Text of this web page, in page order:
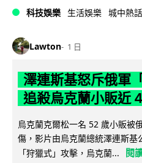
科技娛樂 生活娛樂 城中熱話
Lawton 1 日
澤連斯基怒斥俄軍
追殺烏克蘭小販近
烏克蘭克爾松一名 52 歲小販被
傷，影片由烏克蘭總統澤連斯
「狩獵式」攻擊，烏克蘭...
閱